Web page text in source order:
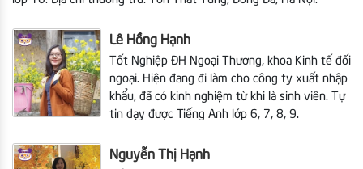
Lê Hồng Hạnh
Tốt Nghiệp ĐH Ngoại Thương, khoa Kinh tế đối
ngoại. Hiện đang đi làm cho công ty xuất nhập
khẩu, đã có kinh nghiệm từ khi là sinh viên. Tự
tin dạy được Tiếng Anh lớp 6, 7, 8, 9.
Nguyễn Thị Hạnh